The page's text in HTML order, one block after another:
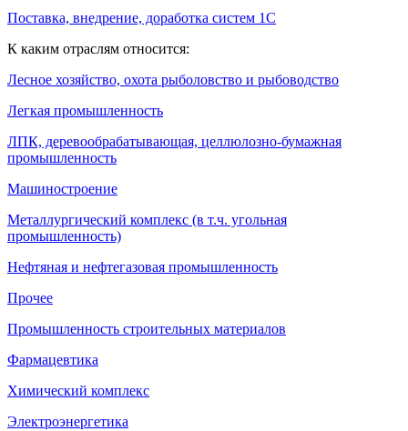
Поставка, внедрение, доработка систем 1С
К каким отраслям относится:
Лесное хозяйство, охота рыболовство и рыбоводство
Легкая промышленность
ЛПК, деревообрабатывающая, целлюлозно-бумажная
промышленность
Машиностроение
Металлургический комплекс (в т.ч. угольная
промышленность)
Нефтяная и нефтегазовая промышленность
Прочее
Промышленность строительных материалов
Фармацевтика
Химический комплекс
Электроэнергетика